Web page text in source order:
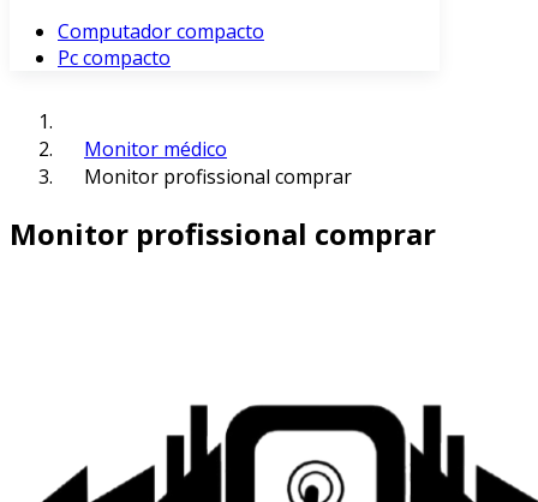
Computador compacto
Pc compacto
Monitor médico
Monitor profissional comprar
Monitor profissional comprar